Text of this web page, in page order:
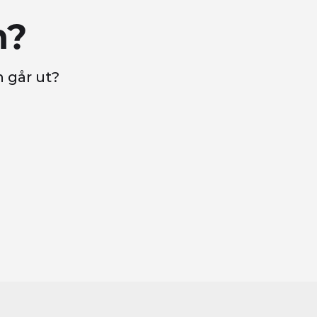
går ut?